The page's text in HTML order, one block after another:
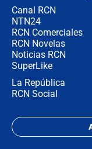
Canal RCN
NTN24
RCN Comerciales
RCN Novelas
Noticias RCN
SuperLike
La República
RCN Social